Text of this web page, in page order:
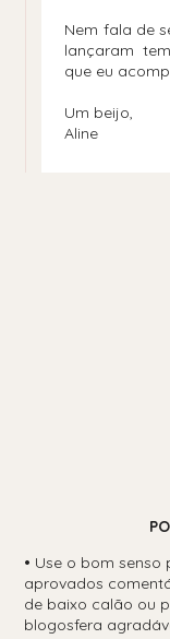
Nem fala de
lançaram
que eu
Um beijo,
Aline
• Use o bom senso
aprovados
de baixo calão ou
blogosfera